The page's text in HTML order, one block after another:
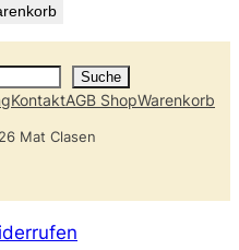
Suche
KontaktAGB ShopWarenkorb
Mat Clasen